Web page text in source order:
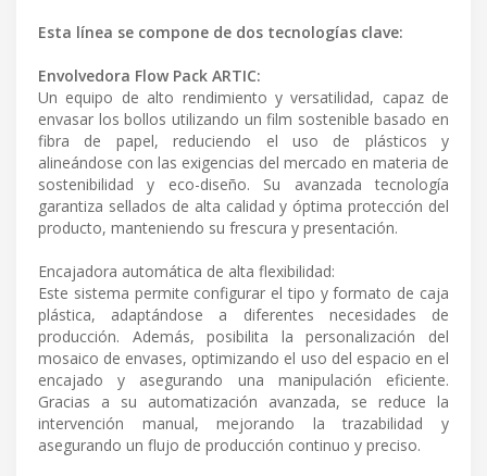
Esta línea se compone de dos tecnologías clave:
Envolvedora Flow Pack ARTIC:
Un equipo de alto rendimiento y versatilidad, capaz de
envasar los bollos utilizando un film sostenible basado en
fibra de papel, reduciendo el uso de plásticos y
alineándose con las exigencias del mercado en materia de
sostenibilidad y eco-diseño. Su avanzada tecnología
garantiza sellados de alta calidad y óptima protección del
producto, manteniendo su frescura y presentación.
Encajadora automática de alta flexibilidad:
Este sistema permite configurar el tipo y formato de caja
plástica, adaptándose a diferentes necesidades de
producción. Además, posibilita la personalización del
mosaico de envases, optimizando el uso del espacio en el
encajado y asegurando una manipulación eficiente.
Gracias a su automatización avanzada, se reduce la
intervención manual, mejorando la trazabilidad y
asegurando un flujo de producción continuo y preciso.